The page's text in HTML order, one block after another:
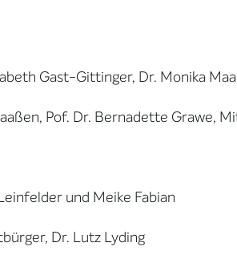
Gast-Gittinger, Dr. Monika
Pof. Dr. Bernadette Grawe,
und Meike Fabian
Dr. Lutz Lyding